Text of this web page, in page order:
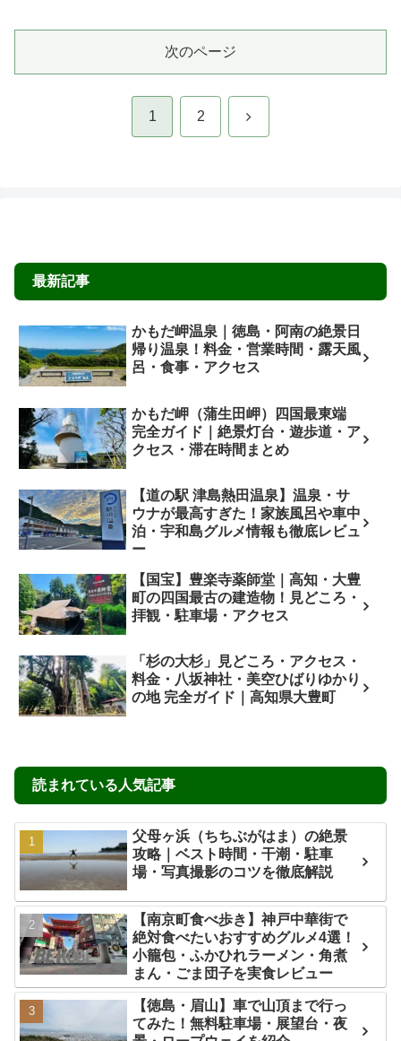
次のページ
1 2 次
最新記事
かもだ岬温泉｜徳島・阿南の絶景日
帰り温泉！料金・営業時間・露天風
呂・食事・アクセス
かもだ岬（蒲生田岬）四国最東端
完全ガイド｜絶景灯台・遊歩道・ア
クセス・滞在時間まとめ
【道の駅 津島熱田温泉】温泉・サ
ウナが最高すぎた！家族風呂や車中
泊・宇和島グルメ情報も徹底レビュ
ー
【国宝】豊楽寺薬師堂｜高知・大豊
町の四国最古の建造物！見どころ・
拝観・駐車場・アクセス
「杉の大杉」見どころ・アクセス・
料金・八坂神社・美空ひばりゆかり
の地 完全ガイド｜高知県大豊町
読まれている人気記事
父母ヶ浜（ちちぶがはま）の絶景
攻略｜ベスト時間・干潮・駐車
場・写真撮影のコツを徹底解説
【南京町食べ歩き】神戸中華街で
絶対食べたいおすすめグルメ4選！
小籠包・ふかひれラーメン・角煮
まん・ごま団子を実食レビュー
【徳島・眉山】車で山頂まで行っ
てみた！無料駐車場・展望台・夜